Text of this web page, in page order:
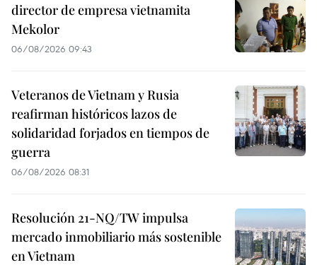
director de empresa vietnamita
Mekolor
06/08/2026 09:43
Veteranos de Vietnam y Rusia
reafirman históricos lazos de
solidaridad forjados en tiempos de
guerra
06/08/2026 08:31
Resolución 21-NQ/TW impulsa
mercado inmobiliario más sostenible
en Vietnam